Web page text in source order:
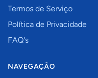
Termos de Serviço
Política de Privacidade
FAQ's
NAVEGAÇÃO